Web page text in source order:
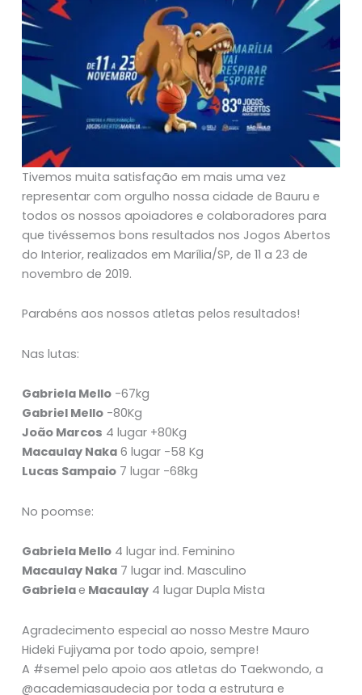
Tivemos muita satisfação em mais uma vez
representar com orgulho nossa cidade de Bauru e
todos os nossos apoiadores e colaboradores para
que tivéssemos bons resultados nos Jogos Abertos
do Interior, realizados em Marília/SP, de 11 a 23 de
novembro de 2019.
Parabéns aos nossos atletas pelos resultados!
Nas lutas:
Gabriela Mello-67kg
Gabriel Mello-80Kg
João Marcos 4 lugar +80Kg
Macaulay Naka6 lugar -58 Kg
Lucas Sampaio7 lugar -68kg
No poomse:
Gabriela Mello4 lugar ind. Feminino
Macaulay Naka7 lugar ind. Masculino
Gabrielae Macaulay4 lugar Dupla Mista
Agradecimento especial ao nosso Mestre Mauro
Hideki Fujiyama por todo apoio, sempre!
A #semel pelo apoio aos atletas do Taekwondo, a
@academiasaudecia por toda a estrutura e